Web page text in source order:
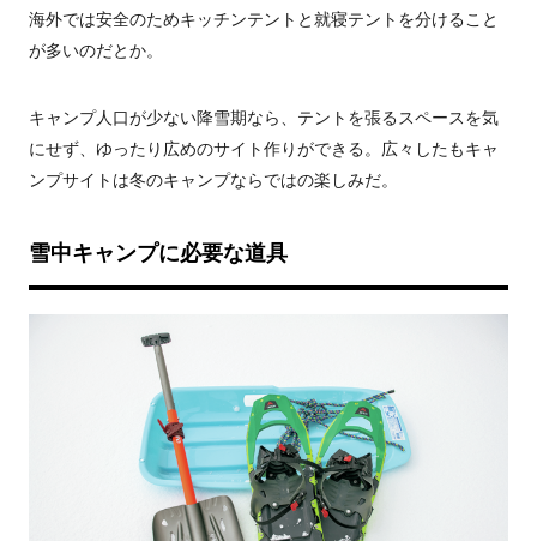
海外では安全のためキッチンテントと就寝テントを分けること
が多いのだとか。
キャンプ人口が少ない降雪期なら、テントを張るスペースを気
にせず、ゆったり広めのサイト作りができる。広々したもキャ
ンプサイトは冬のキャンプならではの楽しみだ。
雪中キャンプに必要な道具